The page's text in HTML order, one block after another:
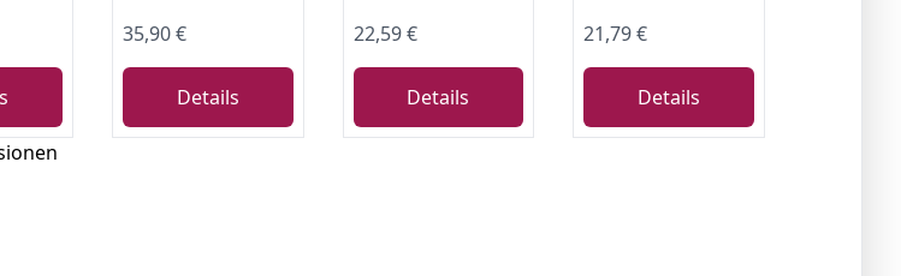
35,90 €
Details
22,59 €
Details
21,79 €
Details